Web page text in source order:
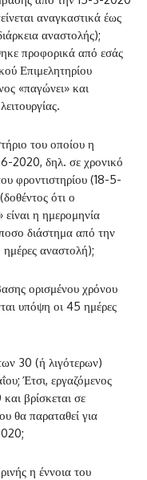
αναγκαστικά έως
αναστολής);
προφορικά από εσάς
Επιμελητηρίου
«παγώνει» και
του οποίου η
2020, δηλ. σε χρονικό
φροντιστηρίου (18-5-
ότι ο
η ημερομηνία
διάστημα από την
αναστολή);
ορισμένου χρόνου
υπόψη οι 45 ημέρες
30 (ή λιγότερων)
Έτσι, εργαζόμενος
βρίσκεται σε
θα παραταθεί για
η έννοια του